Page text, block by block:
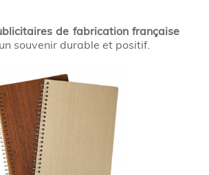
de fabrication française
souvenir durable et positif.